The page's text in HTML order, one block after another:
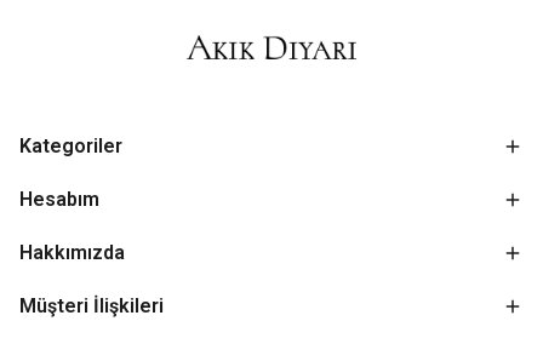
Kategoriler
Hesabım
Hakkımızda
Müşteri İlişkileri